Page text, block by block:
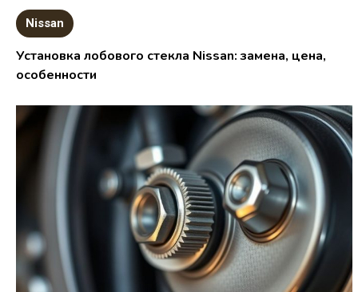
Nissan
Установка лобового стекла Nissan: замена, цена,
особенности